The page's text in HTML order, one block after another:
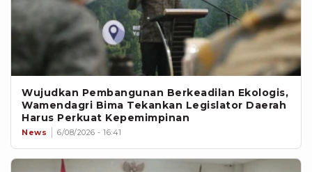
Wujudkan Pembangunan Berkeadilan Ekologis,
Wamendagri Bima Tekankan Legislator Daerah
Harus Perkuat Kepemimpinan
News 6/08/2026 - 16:41